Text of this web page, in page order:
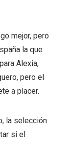
mejor, pero
la que
Alexia,
pero el
a placer.
la selección
si el